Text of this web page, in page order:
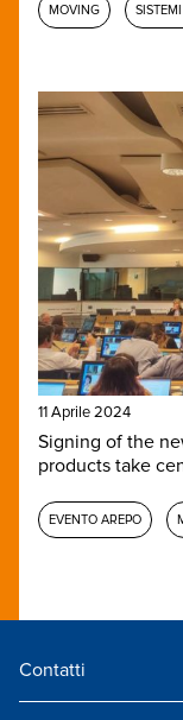
MOVING
11 Aprile 2024
Signing of the
products take
EVENTO AREPO
Contatti